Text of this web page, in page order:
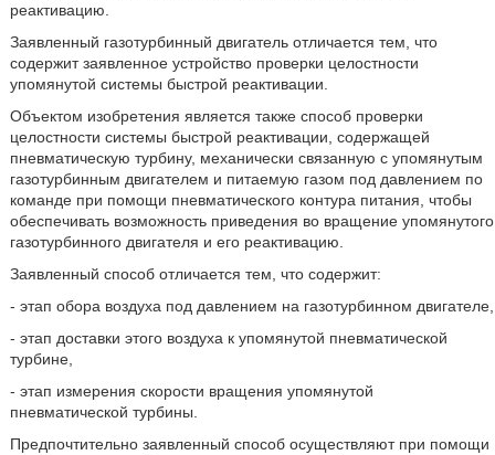
реактивацию.
Заявленный газотурбинный двигатель отличается тем, что
содержит заявленное устройство проверки целостности
упомянутой системы быстрой реактивации.
Объектом изобретения является также способ проверки
целостности системы быстрой реактивации, содержащей
пневматическую турбину, механически связанную с упомянутым
газотурбинным двигателем и питаемую газом под давлением по
команде при помощи пневматического контура питания, чтобы
обеспечивать возможность приведения во вращение упомянутого
газотурбинного двигателя и его реактивацию.
Заявленный способ отличается тем, что содержит:
- этап обора воздуха под давлением на газотурбинном двигателе,
- этап доставки этого воздуха к упомянутой пневматической
турбине,
- этап измерения скорости вращения упомянутой
пневматической турбины.
Предпочтительно заявленный способ осуществляют при помощи